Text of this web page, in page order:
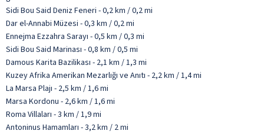
Sidi Bou Said Deniz Feneri - 0,2 km / 0,2 mi
Dar el-Annabi Müzesi - 0,3 km / 0,2 mi
Ennejma Ezzahra Sarayı - 0,5 km / 0,3 mi
Sidi Bou Said Marinası - 0,8 km / 0,5 mi
Damous Karita Bazilikası - 2,1 km / 1,3 mi
Kuzey Afrika Amerikan Mezarlığı ve Anıtı - 2,2 km / 1,4 mi
La Marsa Plajı - 2,5 km / 1,6 mi
Marsa Kordonu - 2,6 km / 1,6 mi
Roma Villaları - 3 km / 1,9 mi
Antoninus Hamamları - 3,2 km / 2 mi